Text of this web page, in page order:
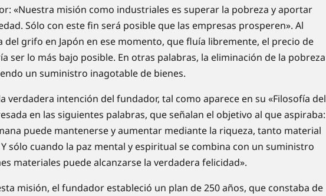
«Nuestra misión como industriales es superar la pobreza y aportar
Sólo con este fin será posible que las empresas prosperen». Al
del grifo en Japón en ese momento, que fluía libremente, el precio de
ser lo más bajo posible. En otras palabras, la eliminación de la pobreza
un suministro inagotable de bienes.
verdadera intención del fundador, tal como aparece en su «Filosofía del
en las siguientes palabras, que señalan el objetivo al que aspiraba:
puede mantenerse y aumentar mediante la riqueza, tanto material
sólo cuando la paz mental y espiritual se combina con un suministro
materiales puede alcanzarse la verdadera felicidad».
misión, el fundador estableció un plan de 250 años, que constaba de